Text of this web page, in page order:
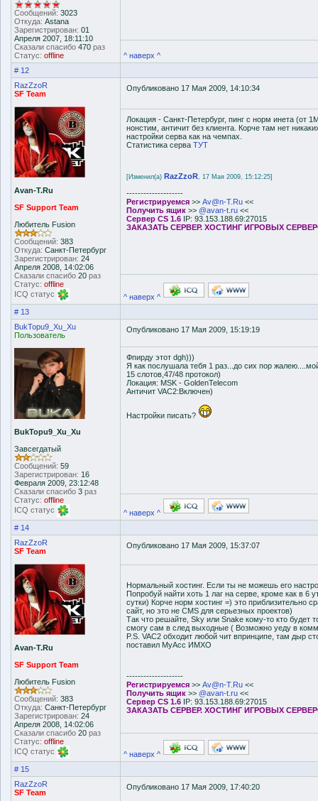
Сообщений: 3023
Откуда: Astana
Зарегистрирован: 01
Апреля 2007, 18:11:10
Сказали спасибо 470 раз
Статус: offline
^ наверх ^
# 12
RazZzoR
SF Team
Avan-T.Ru
SF Support Team
Любитель Fusion
Сообщений: 383
Откуда: Санкт-Петербург
Зарегистрирован: 24
Апреля 2008, 14:02:06
Сказали спасибо 20 раз
Статус: offline
ICQ статус
Опубликовано 17 Мая 2009, 14:10:34
Локация - Санкт-Петербург, пинг с норм инета (от
нонстим, античит без клиента. Корче там нет
настройки серва как на чемпах.
Статистика серва ТУТ
[Изменил(а) RazZzoR, 17 Мая 2009, 15:12:25]
--------------------
Регистрируемся >> Av@n-T.Ru <<
Получить ящик >> @avan-t.ru <<
Сервер CS 1.6 IP: 93.153.188.69:27015
ЗАКАЗАТЬ СЕРВЕР. ХОСТИНГ ИГРОВЫХ
^ наверх ^
# 13
BukTopu9_Xu_Xu
Пользователь
BukTopu9_Xu_Xu
Завсегдатый
Сообщений: 59
Зарегистрирован: 16
Февраля 2009, 23:12:48
Сказали спасибо 3 раз
Статус: offline
ICQ статус
Опубликовано 17 Мая 2009, 15:19:19
Фпирду этот dgh)))
Я как послушала тебя 1 раз...до сих пор
15 слотов,47/48 протокол)
Локация: MSK - GoldenTelecom
Античит VAC2:Включен)
Настройки писать?
^ наверх ^
# 14
RazZzoR
SF Team
Avan-T.Ru
SF Support Team
Любитель Fusion
Сообщений: 383
Откуда: Санкт-Петербург
Зарегистрирован: 24
Апреля 2008, 14:02:06
Сказали спасибо 20 раз
Статус: offline
ICQ статус
Опубликовано 17 Мая 2009, 15:37:07
Нормальный хостинг. Если ты не можешь его
Попробуй найти хоть 1 лаг на серве, кроме как в 6
сутки) Корче норм хостинг =) это приблизительно
сайт, но это не CMS для серьезных проектов)
Так что решайте, Sky или Snake кому-то кто будет
смогу сам в след выходные ( Возможно уеду в
P.S. VAC2 обходит любой чит впринципе, там дыр
поставил MyAcc ИМХО
--------------------
Регистрируемся >> Av@n-T.Ru <<
Получить ящик >> @avan-t.ru <<
Сервер CS 1.6 IP: 93.153.188.69:27015
ЗАКАЗАТЬ СЕРВЕР. ХОСТИНГ ИГРОВЫХ
^ наверх ^
# 15
RazZzoR
SF Team
Опубликовано 17 Мая 2009, 17:40:20